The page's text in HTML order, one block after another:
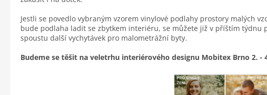
Jestli se povedlo vybraným vzorem vinylové podlahy prostory malých
bude podlaha ladit se zbytkem interiéru, se můžete již v příštím týdnu
spoustu další vychytávek pro malometrážní byty.
Budeme se těšit na veletrhu interiérového designu Mobitex Brno 2.